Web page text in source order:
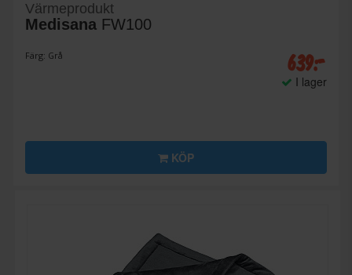
Värmeprodukt
Medisana FW100
Färg: Grå 639:-
I lager
KÖP